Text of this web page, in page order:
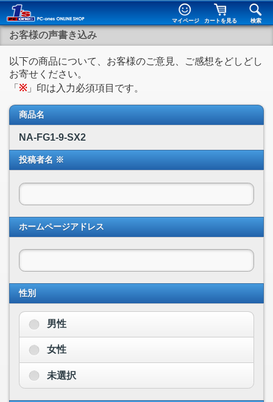
マイページ カートを見る 検索
お客様の声書き込み
以下の商品について、お客様のご意見、ご感想をどしどし
お寄せください。
「 ※」印は入力必須項目です。
商品名
NA-FG1-9-SX2
投稿者名 ※
ホームページアドレス
性別
男性
女性
未選択